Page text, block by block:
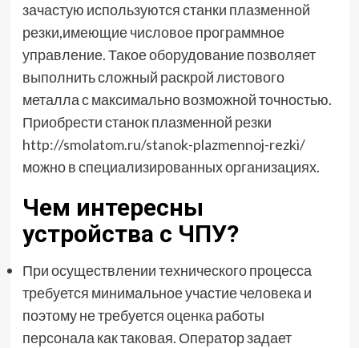
зачастую используются станки плазменной
резки,имеющие числовое программное
управление. Такое оборудование позволяет
выполнить сложный раскрой листового
металла с максимально возможной точностью.
Приобрести станок плазменной резки
http://smolatom.ru/stanok-plazmennoj-rezki/
можно в специализированных организациях.
Чем интересны
устройства с ЧПУ?
При осуществлении технического процесса
требуется минимальное участие человека и
поэтому не требуетсяоценка работы
персоналакак таковая. Оператор задает